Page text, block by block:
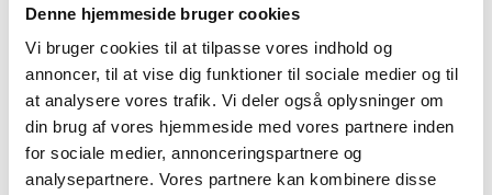
Denne hjemmeside bruger cookies
Vi bruger cookies til at tilpasse vores indhold og
annoncer, til at vise dig funktioner til sociale medier og til
at analysere vores trafik. Vi deler også oplysninger om
din brug af vores hjemmeside med vores partnere inden
for sociale medier, annonceringspartnere og
analysepartnere. Vores partnere kan kombinere disse
På messen
Sphery +